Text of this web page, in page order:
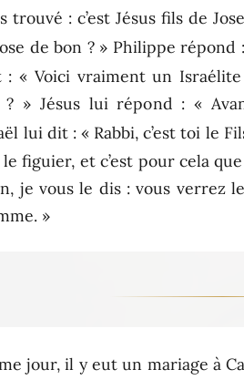
trouvé : c’est Jésus fils de
de bon ? » Philippe répond
: « Voici vraiment un
? » Jésus lui répond : «
lui dit : « Rabbi, c’est toi le
le figuier, et c’est pour cela
je vous le dis : vous verrez
»
jour, il y eut un mariage à